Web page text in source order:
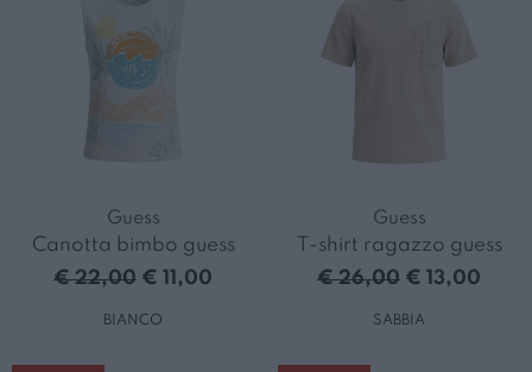
Guess
Canotta bimbo guess
€ 22,00 € 11,00
BIANCO
Guess
T-shirt ragazzo guess
€ 26,00 € 13,00
SABBIA